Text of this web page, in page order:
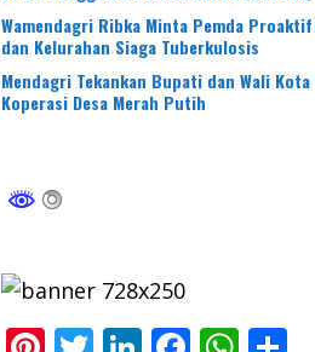
Wamendagri Ribka Minta Pemda
dan Kelurahan Siaga Tuberkulosis
Mendagri Tekankan Bupati dan Wali
Koperasi Desa Merah Putih